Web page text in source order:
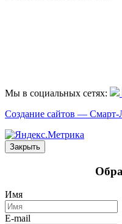
Мы в социальных сетях:
Создание сайтов — Смарт-
Закрыть
Имя
E-mail